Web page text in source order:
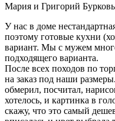
Мария и Григорий
У нас в доме
поэтому готовые кухни
вариант. Мы с мужем
подходящего варианта.
После всех походов по
на заказ под наши
обмерил, посчитал,
хотелось, и картинка в
скажу, что это самый